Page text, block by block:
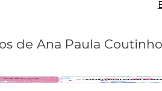
de Ana Paula Coutinho